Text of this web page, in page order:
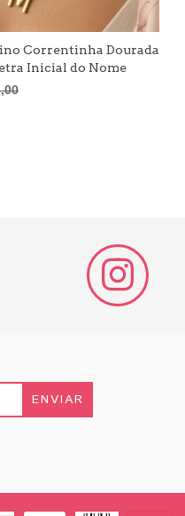
Correntinha Dourada
Inicial do Nome